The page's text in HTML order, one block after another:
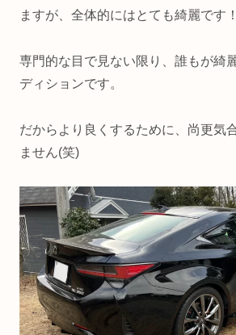
ますが、全体的にはとても綺麗です！
専門的な目で見ない限り、誰もが綺
ディションです。
だからより良くするために、尚更気
ません(笑)